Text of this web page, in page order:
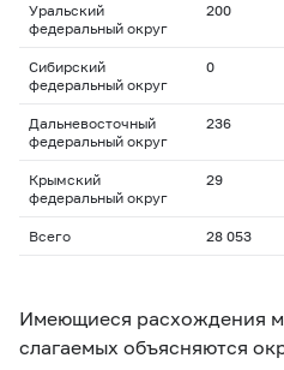
Уральский
федеральный округ
200
Сибирский
федеральный округ
0
Дальневосточный
федеральный округ
236
Крымский
федеральный округ
29
Всего 28 053
Имеющиеся расхождения
слагаемых объясняются